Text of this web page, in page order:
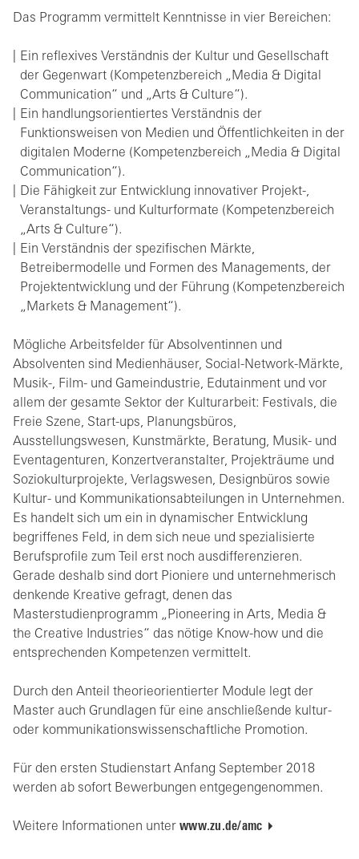
Das Programm vermittelt Kenntnisse in vier Bereichen:
Ein reflexives Verständnis der Kultur und Gesellschaft
der Gegenwart (Kompetenzbereich „Media & Digital
Communication“ und „Arts & Culture“).
Ein handlungsorientiertes Verständnis der
Funktionsweisen von Medien und Öffentlichkeiten in der
digitalen Moderne (Kompetenzbereich „Media & Digital
Communication“).
Die Fähigkeit zur Entwicklung innovativer Projekt-,
Veranstaltungs- und Kulturformate (Kompetenzbereich
„Arts & Culture“).
Ein Verständnis der spezifischen Märkte,
Betreibermodelle und Formen des Managements, der
Projektentwicklung und der Führung (Kompetenzbereich
„Markets & Management“).
Mögliche Arbeitsfelder für Absolventinnen und
Absolventen sind Medienhäuser, Social-Network-Märkte,
Musik-, Film- und Gameindustrie, Edutainment und vor
allem der gesamte Sektor der Kulturarbeit: Festivals, die
Freie Szene, Start-ups, Planungsbüros,
Ausstellungswesen, Kunstmärkte, Beratung, Musik- und
Eventagenturen, Konzertveranstalter, Projekträume und
Soziokulturprojekte, Verlagswesen, Designbüros sowie
Kultur- und Kommunikationsabteilungen in Unternehmen.
Es handelt sich um ein in dynamischer Entwicklung
begriffenes Feld, in dem sich neue und spezialisierte
Berufsprofile zum Teil erst noch ausdifferenzieren.
Gerade deshalb sind dort Pioniere und unternehmerisch
denkende Kreative gefragt, denen das
Masterstudienprogramm „Pioneering in Arts, Media &
the Creative Industries“ das nötige Know-how und die
entsprechenden Kompetenzen vermittelt.
Durch den Anteil theorieorientierter Module legt der
Master auch Grundlagen für eine anschließende kultur-
oder kommunikationswissenschaftliche Promotion.
Für den ersten Studienstart Anfang September 2018
werden ab sofort Bewerbungen entgegengenommen.
Weitere Informationen unter www.zu.de/amc